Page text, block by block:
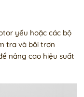
yếu hoặc các bộ
tra và bôi trơn
nâng cao hiệu suất